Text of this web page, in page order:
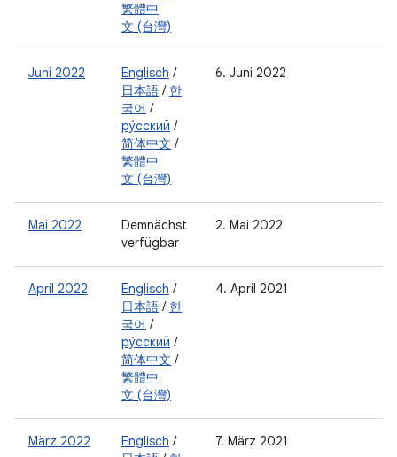
繁體中
文 (台灣)
Juni 2022 Englisch /
日本語 / 한
국어 /
ру́сский /
简体中文 /
繁體中
文 (台灣)
6. Juni 2022
Mai 2022
Demnächst
verfügbar
2. Mai 2022
April 2022 Englisch /
日本語 / 한
국어 /
ру́сский /
简体中文 /
繁體中
文 (台灣)
4. April 2021
März 2022 Englisch /
7. März 2021